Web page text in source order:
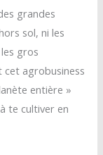
grandes
sol, ni les
gros
cet agrobusiness
entière »
te cultiver en